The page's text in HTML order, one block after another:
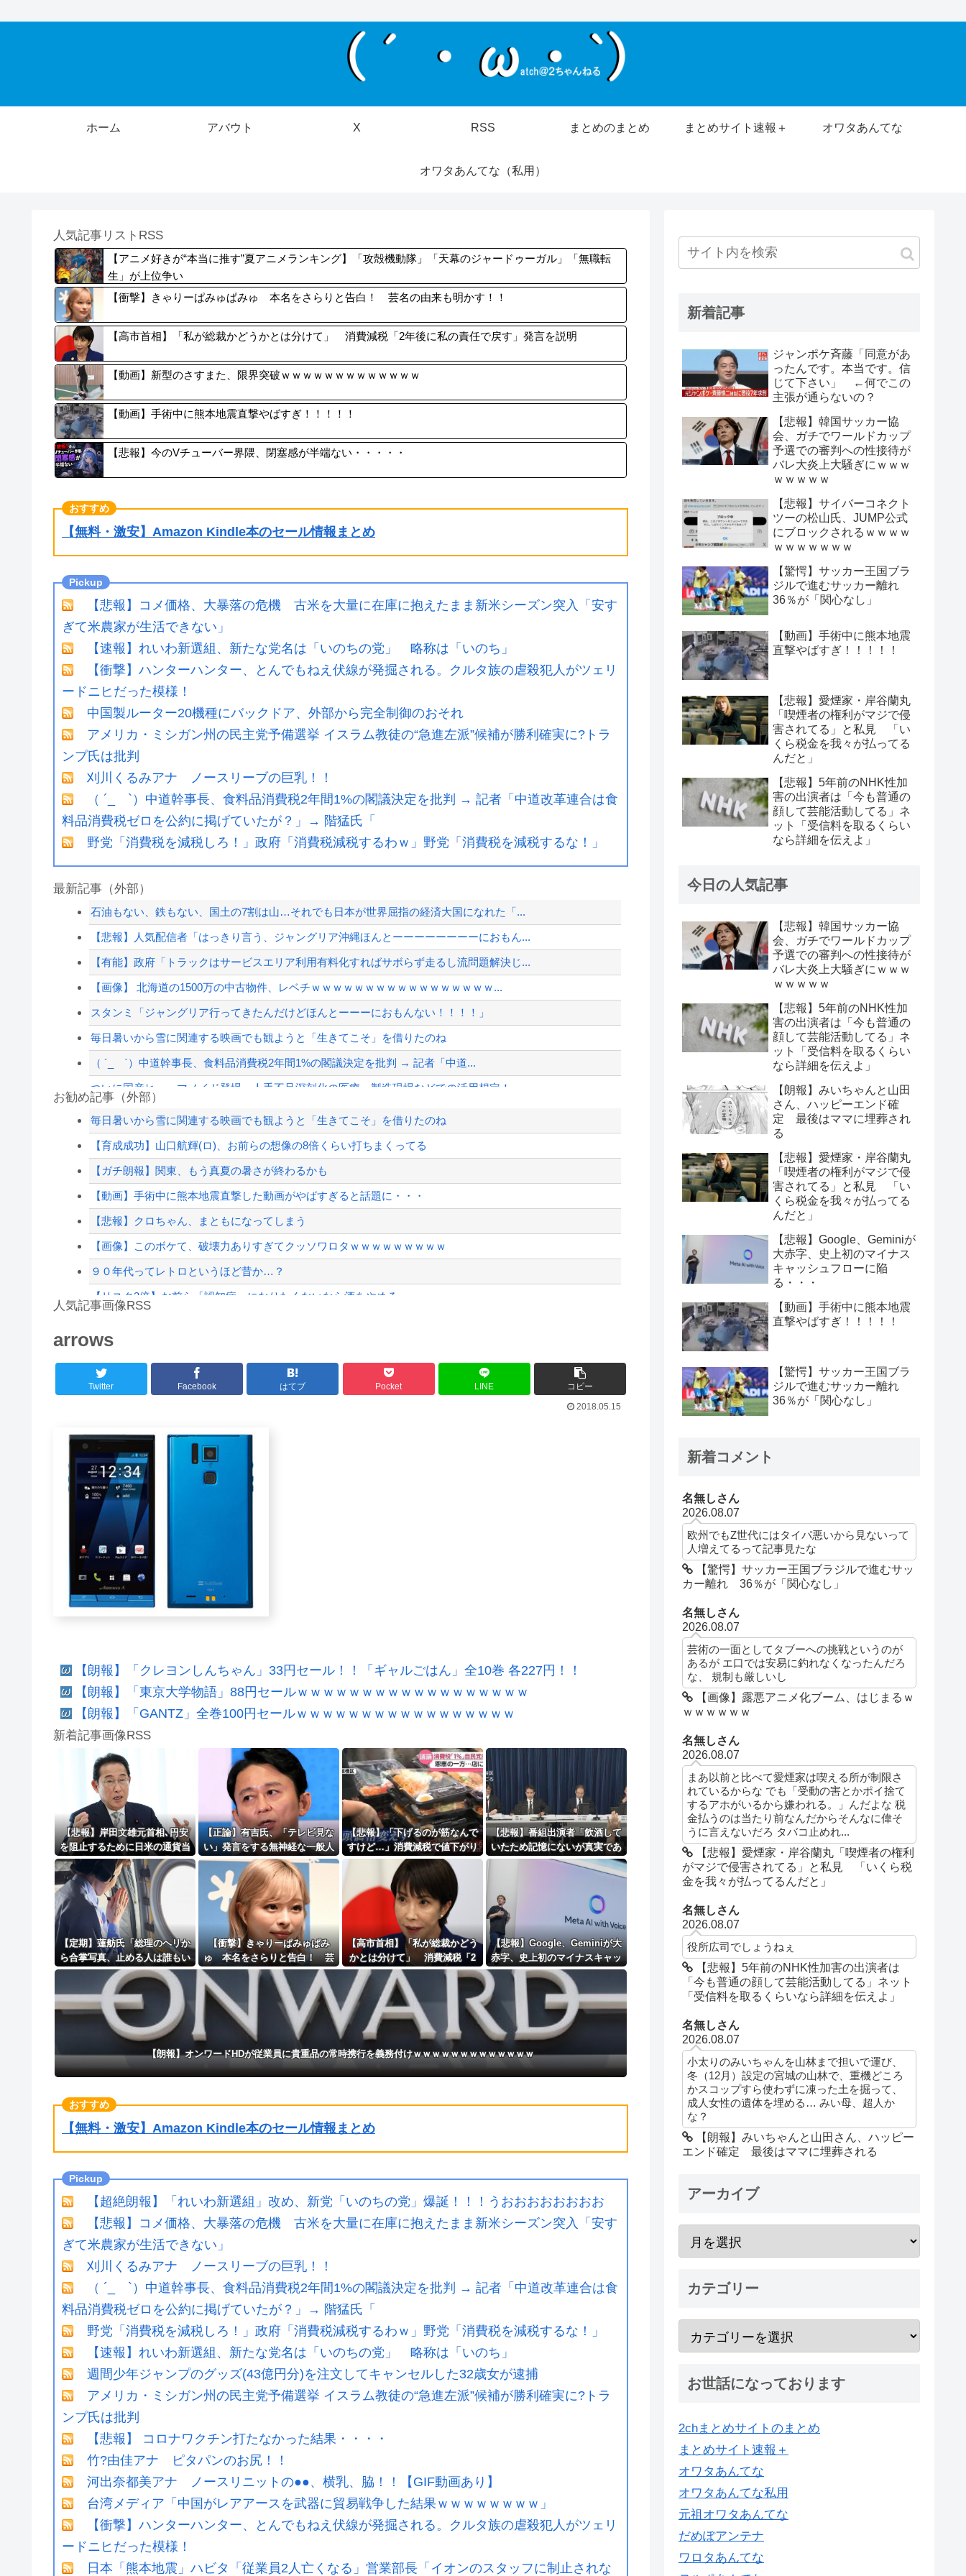
ホーム アバウト X RSS まとめのまとめ まとめサイト速報＋ オワタあんてな
オワタあんてな（私用）
人気記事リストRSS
【アニメ好きが“本当に推す”夏アニメランキング】「攻殻機動隊」「天幕のジャードゥーガル」「無職転
生」が上位争い
【衝撃】きゃりーぱみゅぱみゅ 本名をさらりと告白！ 芸名の由来も明かす！！
【高市首相】「私が総裁かどうかとは分けて」 消費減税「2年後に私の責任で戻す」発言を説明
【動画】新型のさすまた、限界突破ｗｗｗｗｗｗｗｗｗｗｗｗｗ
【動画】手術中に熊本地震直撃やばすぎ！！！！！
【悲報】今のVチューバー界隈、閉塞感が半端ない・・・・・
【無料・激安】Amazon Kindle本のセール情報まとめ
【悲報】コメ価格、大暴落の危機 古米を大量に在庫に抱えたまま新米シーズン突入「安す
ぎて米農家が生活できない」
【速報】れいわ新選組、新たな党名は「いのちの党」 略称は「いのち」
【衝撃】ハンターハンター、とんでもねえ伏線が発掘される。クルタ族の虐殺犯人がツェリ
ードニヒだった模様！
中国製ルーター20機種にバックドア、外部から完全制御のおそれ
アメリカ・ミシガン州の民主党予備選挙 イスラム教徒の“急進左派”候補が勝利確実に?トラ
ンプ氏は批判
刈川くるみアナ ノースリーブの巨乳！！
（ ´_ゝ`）中道幹事長、食料品消費税2年間1%の閣議決定を批判 → 記者「中道改革連合は食
料品消費税ゼロを公約に掲げていたが？」→ 階猛氏「
野党「消費税を減税しろ！」政府「消費税減税するわｗ」野党「消費税を減税するな！」
最新記事（外部）
石油もない、鉄もない、国土の7割は山…それでも日本が世界屈指の経済大国になれた「...
【悲報】人気配信者「はっきり言う、ジャングリア沖縄ほんとーーーーーーーーにおもん...
【有能】政府「トラックはサービスエリア利用有料化すればサボらず走るし流問題解決じ...
【画像】 北海道の1500万の中古物件、レベチｗｗｗｗｗｗｗｗｗｗｗｗｗｗｗｗｗ...
スタンミ「ジャングリア行ってきたんだけどほんとーーーにおもんない！！！！」
毎日暑いから雪に関連する映画でも観ようと「生きてこそ」を借りたのね
（ ´_ゝ`）中道幹事長、食料品消費税2年間1%の閣議決定を批判 → 記者「中道...
ついに国産ヒューマノイド登場、人手不足深刻化の医療・製造現場などでの活用想定！
暴力行為法違反の疑いで、毎日新聞記者を逮捕
消費税減税に反対していた財務省の面目が丸潰れに、減税が決まった途端に市場が動き出...
昔の自販機が最高すぎる
【悲報】嫁に15年間嘘つかれてて心が壊れてるから相手してくれ
【配信者】「金バエ」のSNS更新が1週間途絶え、様々な憶測が飛び交う。1週間ぶり...
【緊急速報】NYで警官が黒人男性の首を絞め、暴動第二波不可避へ
お勧め記事（外部）
毎日暑いから雪に関連する映画でも観ようと「生きてこそ」を借りたのね
【育成成功】山口航輝(ロ)、お前らの想像の8倍くらい打ちまくってる
【ガチ朗報】関東、もう真夏の暑さが終わるかも
【動画】手術中に熊本地震直撃した動画がやばすぎると話題に・・・
【悲報】クロちゃん、まともになってしまう
【画像】このボケて、破壊力ありすぎてクッソワロタｗｗｗｗｗｗｗｗｗ
９０年代ってレトロというほど昔か…？
【リスク3倍】お前ら「認知症」になりたくないなら酒をやめろ
白石「あ、あきら様……？」あきら「……白石」
8/4のニュース
日本旅行キャンセルすべきか…1万年ぶり史上最大級の火山の兆し＝韓国の反応
海外「おめでとうタキ！」リヴァプール南野がバースデーゴール！！
人気記事画像RSS
arrows
Twitter Facebook はてブ Pocket LINE
コピー
2018.05.15
【朗報】「クレヨンしんちゃん」33円セール！！「ギャルごはん」全10巻 各227円！！
【朗報】「東京大学物語」88円セールｗｗｗｗｗｗｗｗｗｗｗｗｗｗｗｗｗｗ
【朗報】「GANTZ」全巻100円セールｗｗｗｗｗｗｗｗｗｗｗｗｗｗｗｗｗ
新着記事画像RSS
【悲報】岸田文雄元首相､円安
を阻止するために日米の通貨当
局が実施した為替介入は｢一時
しのぎに過ぎない｣との認識を
示す
【正論】有吉氏、「テレビ見な
い」発言をする無神経な一般人
に憤慨ｗｗｗｗｗｗｗ
【悲報】「下げるのが筋なんで
すけど…」消費減税で値下がり
する分と同じだけ商品を値上げ
して店頭価格を変えない店も…
【悲報】番組出演者「飲酒して
いたため記憶にないが真実であ
れば申し訳ない」 NHK職員が
【定期】蓮舫氏「総理のヘリか
ら合掌写真、止める人は誰もい
なかったの？」「あまりにも愕
然」
【衝撃】きゃりーぱみゅぱみ
ゅ 本名をさらりと告白！ 芸
名の由来も明かす！！
【高市首相】「私が総裁かどう
かとは分けて」 消費減税「2
年後に私の責任で戻す」発言を
説明
【悲報】Google、Geminiが大
赤字、史上初のマイナスキャッ
シュフローに陥る・・・
【朗報】オンワードHDが従業員に貴重品の常時携行を義務付けｗｗｗｗｗｗｗｗｗｗｗｗｗ
【無料・激安】Amazon Kindle本のセール情報まとめ
【超絶朗報】「れいわ新選組」改め、新党「いのちの党」爆誕！！！うおおおおおおおお
【悲報】コメ価格、大暴落の危機 古米を大量に在庫に抱えたまま新米シーズン突入「安す
ぎて米農家が生活できない」
刈川くるみアナ ノースリーブの巨乳！！
（ ´_ゝ`）中道幹事長、食料品消費税2年間1%の閣議決定を批判 → 記者「中道改革連合は食
料品消費税ゼロを公約に掲げていたが？」→ 階猛氏「
野党「消費税を減税しろ！」政府「消費税減税するわｗ」野党「消費税を減税するな！」
【速報】れいわ新選組、新たな党名は「いのちの党」 略称は「いのち」
週間少年ジャンプのグッズ(43億円分)を注文してキャンセルした32歳女が逮捕
アメリカ・ミシガン州の民主党予備選挙 イスラム教徒の“急進左派”候補が勝利確実に?トラ
ンプ氏は批判
【悲報】 コロナワクチン打たなかった結果・・・・
竹?由佳アナ ピタパンのお尻！！
河出奈都美アナ ノースリニットの●●、横乳、脇！！【GIF動画あり】
台湾メディア「中国がレアアースを武器に貿易戦争した結果ｗｗｗｗｗｗｗｗ」
【衝撃】ハンターハンター、とんでもねえ伏線が発掘される。クルタ族の虐殺犯人がツェリ
ードニヒだった模様！
日本「熊本地震」ハビタ「従業員2人亡くなる」営業部長「イオンのスタッフに制止されな
新着記事
ジャンポケ斉藤「同意があ
ったんです。本当です。信
じて下さい」 ←何でこの
主張が通らないの？
【悲報】韓国サッカー協
会、ガチでワールドカップ
予選での審判への性接待が
バレ大炎上大騒ぎにｗｗｗ
ｗｗｗｗｗ
【悲報】サイバーコネクト
ツーの松山氏、JUMP公式
にブロックされるｗｗｗｗ
ｗｗｗｗｗｗｗ
【驚愕】サッカー王国ブラ
ジルで進むサッカー離れ
36％が「関心なし」
【動画】手術中に熊本地震
直撃やばすぎ！！！！！
【悲報】愛煙家・岸谷蘭丸
「喫煙者の権利がマジで侵
害されてる」と私見 「い
くら税金を我々が払ってる
んだと」
【悲報】5年前のNHK性加
害の出演者は「今も普通の
顔して芸能活動してる」ネ
ット「受信料を取るくらい
なら詳細を伝えよ」
今日の人気記事
【悲報】韓国サッカー協
会、ガチでワールドカップ
予選での審判への性接待が
バレ大炎上大騒ぎにｗｗｗ
ｗｗｗｗｗ
【悲報】5年前のNHK性加
害の出演者は「今も普通の
顔して芸能活動してる」ネ
ット「受信料を取るくらい
なら詳細を伝えよ」
【朗報】みいちゃんと山田
さん、ハッピーエンド確
定 最後はママに埋葬され
る
【悲報】愛煙家・岸谷蘭丸
「喫煙者の権利がマジで侵
害されてる」と私見 「い
くら税金を我々が払ってる
んだと」
【悲報】Google、Geminiが
大赤字、史上初のマイナス
キャッシュフローに陥
る・・・
【動画】手術中に熊本地震
直撃やばすぎ！！！！！
【驚愕】サッカー王国ブラ
ジルで進むサッカー離れ
36％が「関心なし」
新着コメント
名無しさん
2026.08.07
欧州でもZ世代にはタイパ悪いから見ないって
人増えてるって記事見たな
【驚愕】サッカー王国ブラジルで進むサッ
カー離れ 36％が「関心なし」
名無しさん
2026.08.07
芸術の一面としてタブーへの挑戦というのが
あるが エ口では安易に釣れなくなったんだろ
な、 規制も厳しいし
【画像】露悪アニメ化ブーム、はじまるｗ
ｗｗｗｗｗｗ
名無しさん
2026.08.07
まあ以前と比べて愛煙家は喫える所が制限さ
れているからな でも「受動の害とかポイ捨て
するアホがいるから嫌われる。」んだよな 税
金払うのは当たり前なんだからそんなに偉そ
うに言えないだろ タバコ止めれ...
【悲報】愛煙家・岸谷蘭丸「喫煙者の権利
がマジで侵害されてる」と私見 「いくら税
金を我々が払ってるんだと」
名無しさん
2026.08.07
役所広司でしょうねぇ
【悲報】5年前のNHK性加害の出演者は
「今も普通の顔して芸能活動してる」ネット
「受信料を取るくらいなら詳細を伝えよ」
名無しさん
2026.08.07
小太りのみいちゃんを山林まで担いで運び、
冬（12月）設定の宮城の山林で、重機どころ
かスコップすら使わずに凍った土を掘って、
成人女性の遺体を埋める… みい母、超人か
な？
【朗報】みいちゃんと山田さん、ハッピー
エンド確定 最後はママに埋葬される
アーカイブ
カテゴリー
お世話になっております
2chまとめサイトのまとめ
まとめサイト速報＋
オワタあんてな
オワタあんてな私用
元祖オワタあんてな
だめぽアンテナ
ワロタあんてな